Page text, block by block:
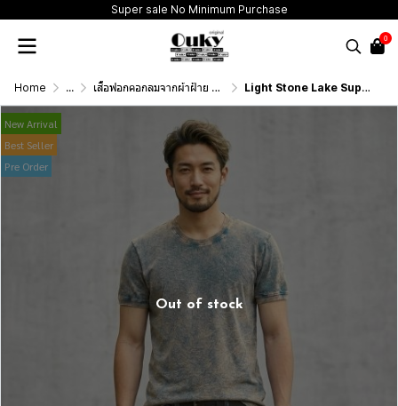
Super sale No Minimum Purchase
0
Home ... เสื้อฟอกคอกลมจากผ้าฝ้าย 100% (T-Shirt Round Neck Vintage Washed Cotton 100%) Light Stone Lake Supper rib (สีเขียวหม่นฟอกเอซิด) ผ้าฟอกคอกลมผลิตจากผ้าฝ้าย 100% ให้ความรู้สึกนุ่มฟู เบาสบาย เป็นมิตรต่อผิวกาย ระบายอากาศดีไม่เหนียวติดตัว
New Arrival
Best Seller
Pre Order
Out of stock